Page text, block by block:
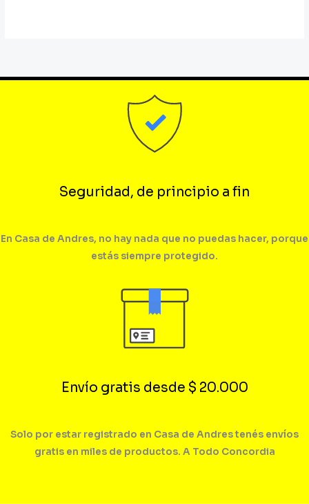
Seguridad, de principio a fin
En Casa de Andres, no hay nada que no puedas hacer, porque
estás siempre protegido.
Envío gratis desde $ 20.000
Solo por estar registrado en Casa de Andres tenés envíos
gratis en miles de productos. A Todo Concordia